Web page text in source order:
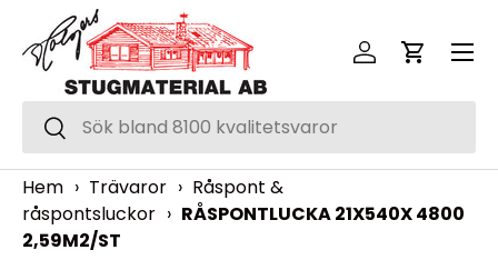
Hoppa över
Sök
Sök
Logga inVagn
Meny
Hem › Trävaror › Råspont &
råspontsluckor › RÅSPONTLUCKA 21X540X 4800
2,59M2/ST